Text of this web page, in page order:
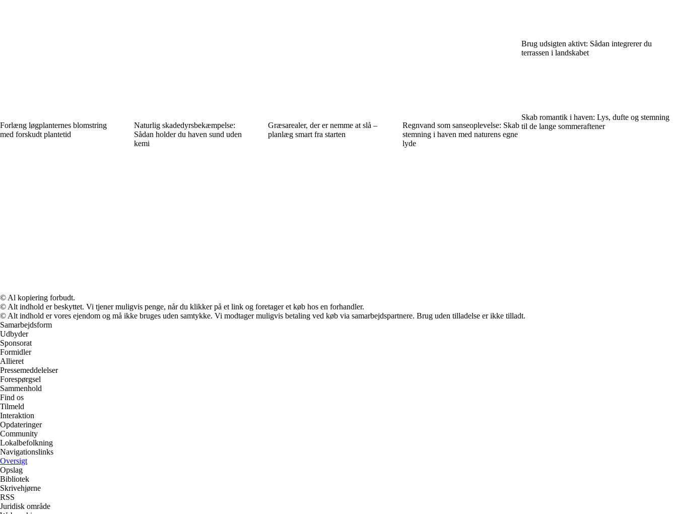
Forlæng løgplanternes blomstring
med forskudt plantetid
Naturlig skadedyrsbekæmpelse:
Sådan holder du haven sund uden
kemi
Græsarealer, der er nemme at slå –
planlæg smart fra starten
Regnvand som sanseoplevelse: Skab
stemning i haven med naturens egne
lyde
Brug udsigten aktivt: Sådan integrerer du
terrassen i landskabet
Skab romantik i haven: Lys, dufte og stemning
til de lange sommeraftener
© Al kopiering forbudt.
© Alt indhold er beskyttet. Vi tjener muligvis penge, når du klikker på et link og foretager et køb hos en forhandler.
© Alt indhold er vores ejendom og må ikke bruges uden samtykke. Vi modtager muligvis betaling ved køb via samarbejdspartnere. Brug uden tilladelse er ikke tilladt.
Samarbejdsform
Udbyder
Sponsorat
Formidler
Allieret
Pressemeddelelser
Forespørgsel
Sammenhold
Find os
Tilmeld
Interaktion
Opdateringer
Community
Lokalbefolkning
Navigationslinks
Oversigt
Opslag
Bibliotek
Skrivehjørne
RSS
Juridisk område